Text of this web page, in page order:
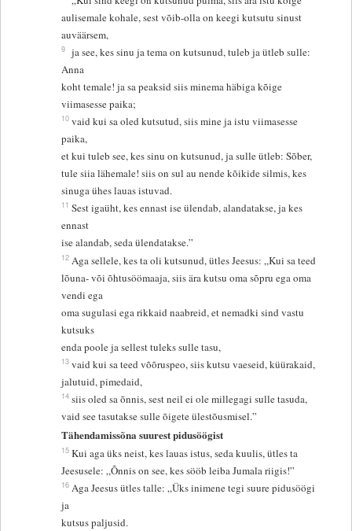
aulisemale kohale, sest võib-olla on keegi kutsutu sinust
auväärsem,
9 ja see, kes sinu ja tema on kutsunud, tuleb ja ütleb sulle:
Anna
koht temale! ja sa peaksid siis minema häbiga kõige
viimasesse paika;
10 vaid kui sa oled kutsutud, siis mine ja istu viimasesse
paika,
et kui tuleb see, kes sinu on kutsunud, ja sulle ütleb: Sõber,
tule siia lähemale! siis on sul au nende kõikide silmis, kes
sinuga ühes lauas istuvad.
11 Sest igaüht, kes ennast ise ülendab, alandatakse, ja kes
ennast
ise alandab, seda ülendatakse.”
12 Aga sellele, kes ta oli kutsunud, ütles Jeesus: „Kui sa teed
lõuna- või õhtusöömaaja, siis ära kutsu oma sõpru ega oma
vendi ega
oma sugulasi ega rikkaid naabreid, et nemadki sind vastu
kutsuks
enda poole ja sellest tuleks sulle tasu,
13 vaid kui sa teed võõruspeo, siis kutsu vaeseid, küürakaid,
jalutuid, pimedaid,
14 siis oled sa õnnis, sest neil ei ole millegagi sulle tasuda,
vaid see tasutakse sulle õigete ülestõusmisel.”
Tähendamissõna suurest pidusöögist
15 Kui aga üks neist, kes lauas istus, seda kuulis, ütles ta
Jeesusele: „Õnnis on see, kes sööb leiba Jumala riigis!”
16 Aga Jeesus ütles talle: „Üks inimene tegi suure pidusöögi
ja
kutsus paljusid.